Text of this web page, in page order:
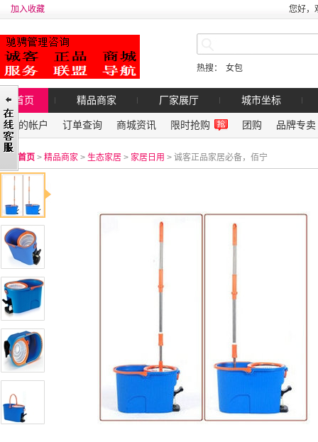
加入收藏 您好，
热搜： 女包
首页 精品商家 厂家展厅 城市坐标
我的帐户 订单查询 商城资讯 限时抢购 团购 品牌专卖
首页 > 精品商家 > 生态家居 > 家居日用 > 诚客正品家居必备，佰宁